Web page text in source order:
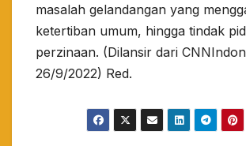
masalah gelandangan yang
ketertiban umum, hingga tindak
perzinaan. (Dilansir dari
26/9/2022) Red.